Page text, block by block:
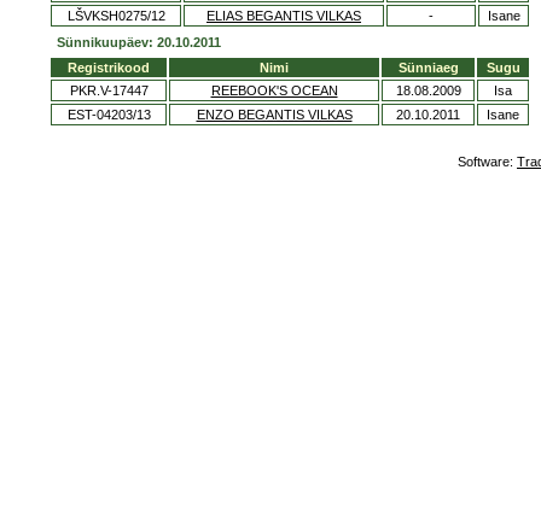
LŠVKSH0275/12
ELIAS BEGANTIS VILKAS -
Isane
Sünnikuupäev: 20.10.2011
Registrikood
Nimi Sünniaeg
Sugu
PKR.V-17447
REEBOOK'S OCEAN 18.08.2009
Isa
EST-04203/13
ENZO BEGANTIS VILKAS 20.10.2011 Isane
Software: